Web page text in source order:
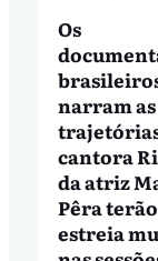
Os
narram as
cantora
da atriz
Pêra
estreia